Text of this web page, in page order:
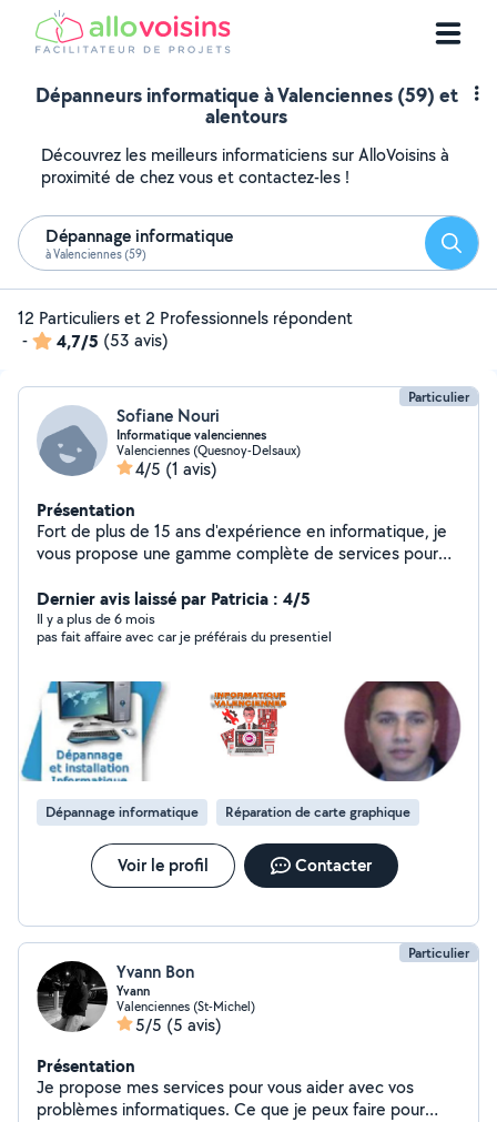
Dépanneurs informatique à Valenciennes (59) et
alentours
Découvrez les meilleurs informaticiens sur AlloVoisins à
proximité de chez vous et contactez-les !
Dépannage informatique
à Valenciennes (59)
12 Particuliers et 2 Professionnels répondent
-
4,7/5 (53 avis)
Particulier
Sofiane Nouri
Informatique valenciennes
Valenciennes (Quesnoy-Delsaux)
4/5 (1 avis)
Présentation
Fort de plus de 15 ans d'expérience en informatique, je
vous propose une gamme complète de services pour
soit pour le dépannage informatique, des formations
personnalisées, l'installation de votre box internet, le
montage de PC sur mesure, ou la création de sites web,
adaptées et de qualité.
Dernier avis laissé par Patricia : 4/5
Il y a plus de 6 mois
pas fait affaire avec car je préférais du presentiel
Dépannage informatique Réparation de carte graphique
Voir le profil Contacter
Particulier
Yvann Bon
Yvann
Valenciennes (St-Michel)
5/5 (5 avis)
Présentation
Je propose mes services pour vous aider avec vos
problèmes informatiques. Ce que je peux faire pour